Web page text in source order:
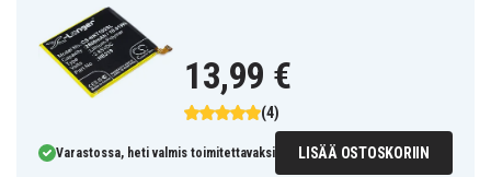
(4)
13,99 €
Varastossa, heti valmis toimitettavaksi LISÄÄ OSTOSKORIIN